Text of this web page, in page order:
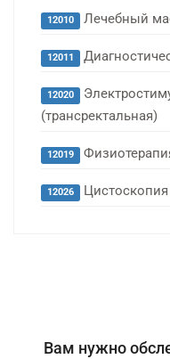
12010 Лечебный
12011
12020
(трансректальная)
12019
12026
Вам нужно